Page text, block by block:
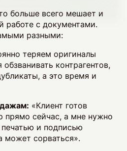
больше всего мешает и
работе с документами.
разными:
теряем оригиналы
контрагентов,
а это время и
«Клиент готов
прямо сейчас, а мне нужно
и подписью
может сорваться».